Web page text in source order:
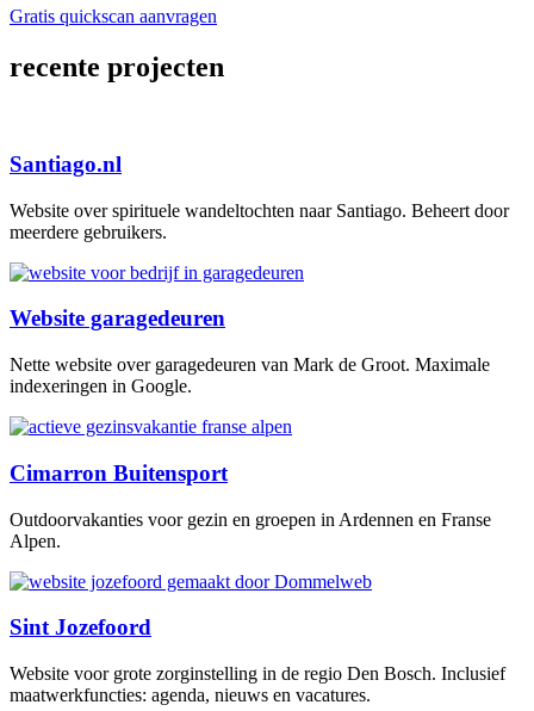
Gratis quickscan aanvragen
recente projecten
Santiago.nl
Website over spirituele wandeltochten naar Santiago. Beheert door
meerdere gebruikers.
Website garagedeuren
Nette website over garagedeuren van Mark de Groot. Maximale
indexeringen in Google.
Cimarron Buitensport
Outdoorvakanties voor gezin en groepen in Ardennen en Franse
Alpen.
Sint Jozefoord
Website voor grote zorginstelling in de regio Den Bosch. Inclusief
maatwerkfuncties: agenda, nieuws en vacatures.